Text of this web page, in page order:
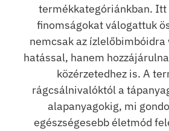
termékkategóriánkban.
finomságokat válogattuk
nemcsak az ízlelőbimbóidra
hatással, hanem
közérzetedhez is. A
rágcsálnivalóktól a
alapanyagokig, mi
egészségesebb életmód